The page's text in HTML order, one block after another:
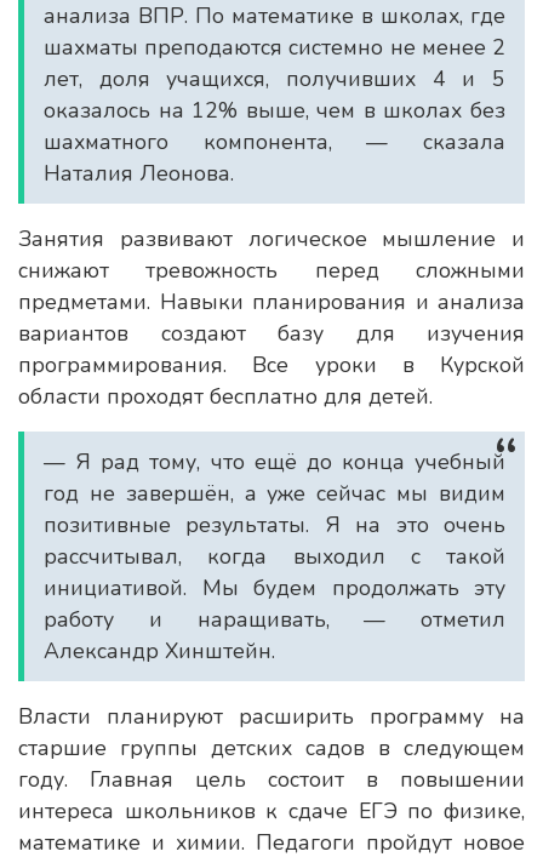
анализа ВПР. По математике в школах, где
шахматы преподаются системно не менее 2
лет, доля учащихся, получивших 4 и 5
оказалось на 12% выше, чем в школах без
шахматного компонента, — сказала
Наталия Леонова.
Занятия развивают логическое мышление и
снижают тревожность перед сложными
предметами. Навыки планирования и анализа
вариантов создают базу для изучения
программирования. Все уроки в Курской
области проходят бесплатно для детей.
— Я рад тому, что ещё до конца учебный
год не завершён, а уже сейчас мы видим
позитивные результаты. Я на это очень
рассчитывал, когда выходил с такой
инициативой. Мы будем продолжать эту
работу и наращивать, — отметил
Александр Хинштейн.
Власти планируют расширить программу на
старшие группы детских садов в следующем
году. Главная цель состоит в повышении
интереса школьников к сдаче ЕГЭ по физике,
математике и химии. Педагоги пройдут новое